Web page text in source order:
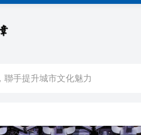
館比鄰，聯手提升城市文化魅力